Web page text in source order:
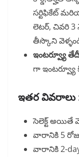
సర్టిఫికేట్
లెటర్, చివరి 3
తీస్కొని
ఇంటర్వ్యూ
గా ఇంటర్వ్యూ
ఇతర వివరాలు
సెలెక్ట్ అయితే
వారానికి 5
వారానికి 2-